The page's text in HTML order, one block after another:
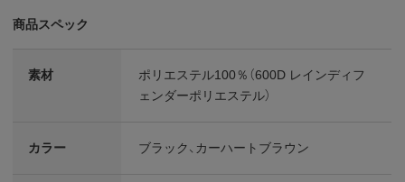
商品スペック
素材
ポリエステル100％（600D レインディフ
ェンダーポリエステル）
カラー ブラック、カーハートブラウン